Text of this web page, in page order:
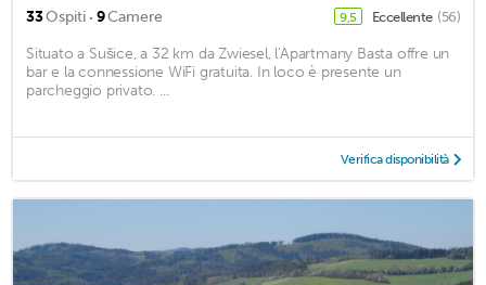
33Ospiti · 9Camere 9,5 Eccellente (56)
Situato a Sušice, a 32 km da Zwiesel, l'Apartmany Basta offre un
bar e la connessione WiFi gratuita. In loco è presente un
parcheggio privato. ...
Verifica disponibilità